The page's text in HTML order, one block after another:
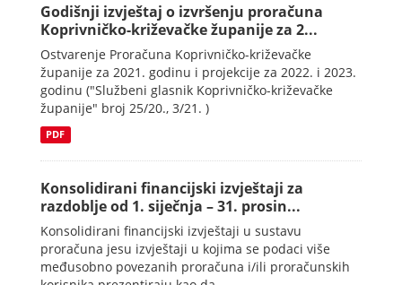
Godišnji izvještaj o izvršenju proračuna
Koprivničko-križevačke županije za 2...
Ostvarenje Proračuna Koprivničko-križevačke
županije za 2021. godinu i projekcije za 2022. i 2023.
godinu ("Službeni glasnik Koprivničko-križevačke
županije" broj 25/20., 3/21. )
PDF
Konsolidirani financijski izvještaji za
razdoblje od 1. siječnja – 31. prosin...
Konsolidirani financijski izvještaji u sustavu
proračuna jesu izvještaji u kojima se podaci više
međusobno povezanih proračuna i/ili proračunskih